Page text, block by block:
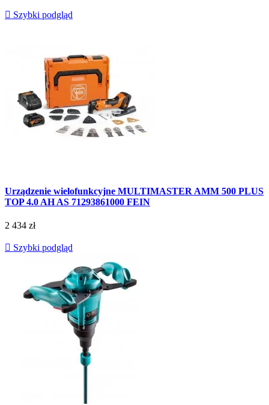
 Szybki podgląd
Urządzenie wielofunkcyjne MULTIMASTER AMM 500 PLUS
TOP 4.0 AH AS 71293861000 FEIN
2 434 zł
 Szybki podgląd